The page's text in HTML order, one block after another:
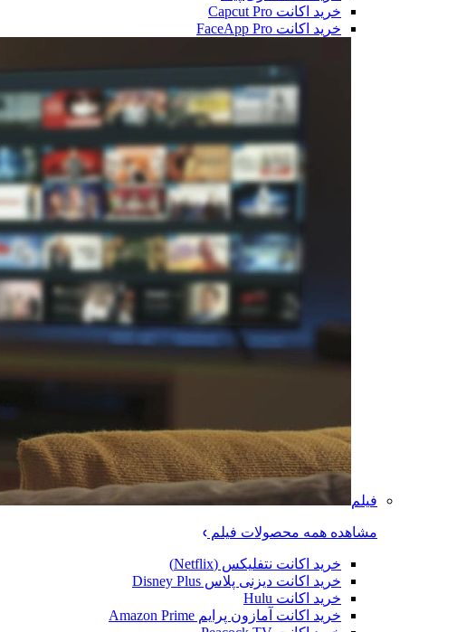
خرید اکانت Capcut Pro
خرید اکانت FaceApp Pro
فیلم
مشاهده همه محصولات فیلم
خرید اکانت نتفلیکس (Netflix)
خرید اکانت دیزنی پلاس Disney Plus
خرید اکانت Hulu
خرید اکانت آمازون پرایم Amazon Prime